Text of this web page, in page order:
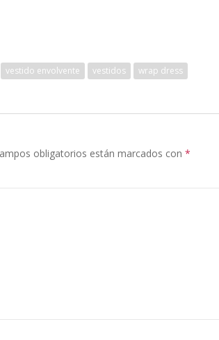
vestido envolvente vestidos wrap dress
obligatorios están marcados con *